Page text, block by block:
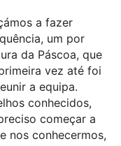
a fazer
um por
da Páscoa, que
vez até foi
a equipa.
conhecidos,
começar a
nos conhecermos,